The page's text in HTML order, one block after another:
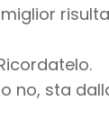
no, sta